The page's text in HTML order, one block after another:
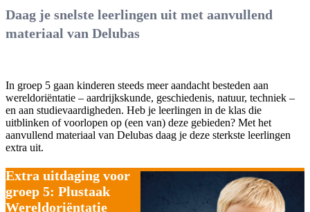
Daag je snelste leerlingen uit met aanvullend
materiaal van Delubas
In groep 5 gaan kinderen steeds meer aandacht besteden aan
wereldoriëntatie – aardrijkskunde, geschiedenis, natuur, techniek –
en aan studievaardigheden. Heb je leerlingen in de klas die
uitblinken of voorlopen op (een van) deze gebieden? Met het
aanvullend materiaal van Delubas daag je deze sterkste leerlingen
extra uit.
Extra uitdaging voor
groep 5: Plustaak
Wereldoriëntatie